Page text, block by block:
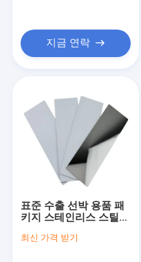
인용문을 요구하세요
엉덩이 용접 피팅
스테인리스 팔꿈치
스테인레스 스틸 티
스테인리스 감속 기
스테인리스 관 모자
지금 연락
표준 수출 선박 용품 패
키지 스테인리스 스틸
기간
최신 가격 받기